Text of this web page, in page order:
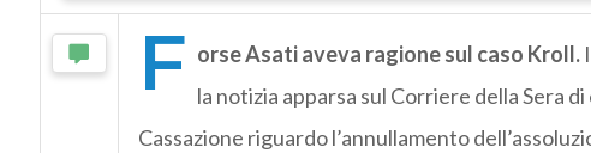
F orse Asati aveva ragione sul caso Kroll.
la notizia apparsa sul Corriere della Sera
Cassazione riguardo l’annullamento